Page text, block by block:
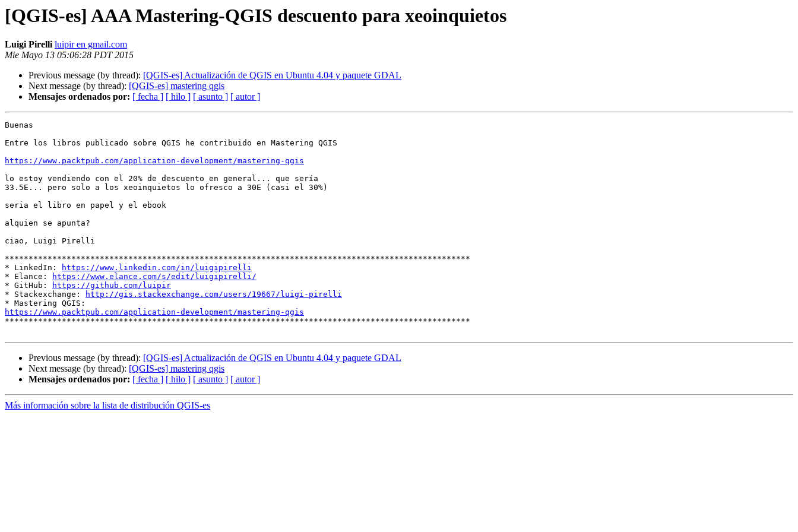
[QGIS-es] AAA Mastering-QGIS descuento para xeoinquietos
Luigi Pirelli luipir en gmail.com
Mie Mayo 13 05:06:28 PDT 2015
Previous message (by thread): [QGIS-es] Actualización de QGIS en Ubuntu 4.04 y paquete GDAL
Next message (by thread): [QGIS-es] mastering qgis
Mensajes ordenados por: [ fecha ] [ hilo ] [ asunto ] [ autor ]
Buenas
Entre los libros publicado sobre QGIS he contribuido en Mastering QGIS
https://www.packtpub.com/application-development/mastering-qgis
lo estoy vendiendo con el 20% de descuento en general... que sería
33.5E... pero solo a los xeoinquietos lo ofresco a 30E (casi el 30%)
seria el libro en papel y el ebook
alquien se apunta?
ciao, Luigi Pirelli
**************************************************************************************************
* LinkedIn:
https://www.linkedin.com/in/luigipirelli
* Elance:
https://www.elance.com/s/edit/luigipirelli/
* GitHub:
https://github.com/luipir
* Stackexchange:
http://gis.stackexchange.com/users/19667/luigi-pirelli
https://www.packtpub.com/application-development/mastering-qgis
**************************************************************************************************
Previous message (by thread): [QGIS-es] Actualización de QGIS en Ubuntu 4.04 y paquete GDAL
Next message (by thread): [QGIS-es] mastering qgis
Mensajes ordenados por: [ fecha ] [ hilo ] [ asunto ] [ autor ]
Más información sobre la lista de distribución QGIS-es